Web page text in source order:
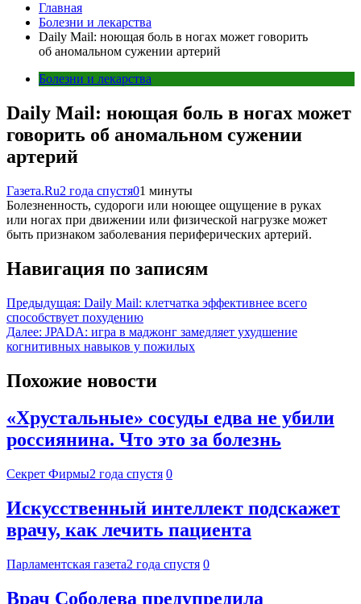
Главная
Болезни и лекарства
Daily Mail: ноющая боль в ногах может говорить
об аномальном сужении артерий
Болезни и лекарства
Daily Mail: ноющая боль в ногах может
говорить об аномальном сужении
артерий
Газета.Ru2 года спустя01 минуты
Болезненность, судороги или ноющее ощущение в руках
или ногах при движении или физической нагрузке может
быть признаком заболевания периферических артерий.
Навигация по записям
Предыдущая: Daily Mail: клетчатка эффективнее всего
способствует похудению
Далее: JРАDА: игра в маджонг замедляет ухудшение
когнитивных навыков у пожилых
Похожие новости
«Хрустальные» сосуды едва не убили
россиянина. Что это за болезнь
Секрет Фирмы2 года спустя 0
Искусственный интеллект подскажет
врачу, как лечить пациента
Парламентская газета2 года спустя 0
Врач Соболева предупредила